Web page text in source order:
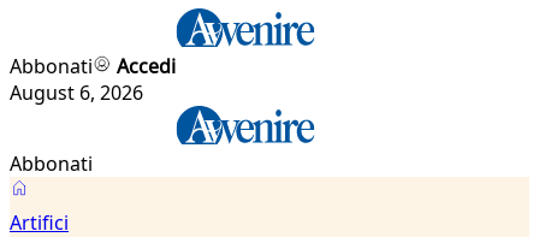
Abbonati
Accedi
August 6, 2026
Abbonati
Artifici